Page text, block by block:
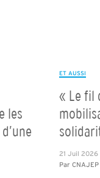
les
ET AUSSI
« Le fil
21 Juil 2026
ParCNAJEP